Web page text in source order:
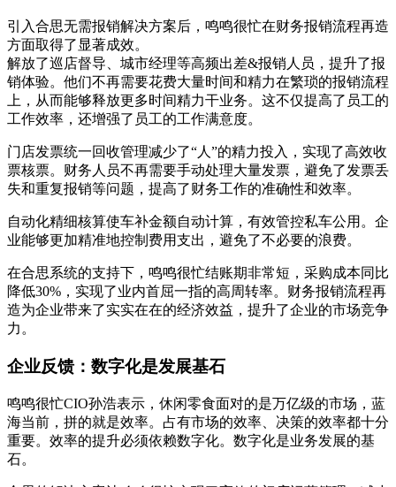
引入合思无需报销解决方案后，鸣鸣很忙在财务报销流程再造
方面取得了显著成效。
解放了巡店督导、城市经理等高频出差&报销人员，提升了报
销体验。他们不再需要花费大量时间和精力在繁琐的报销流程
上，从而能够释放更多时间精力干业务。这不仅提高了员工的
工作效率，还增强了员工的工作满意度。
门店发票统一回收管理减少了“人”的精力投入，实现了高效收
票核票。财务人员不再需要手动处理大量发票，避免了发票丢
失和重复报销等问题，提高了财务工作的准确性和效率。
自动化精细核算使车补金额自动计算，有效管控私车公用。企
业能够更加精准地控制费用支出，避免了不必要的浪费。
在合思系统的支持下，鸣鸣很忙结账期非常短，采购成本同比
降低30%，实现了业内首屈一指的高周转率。财务报销流程再
造为企业带来了实实在在的经济效益，提升了企业的市场竞争
力。
企业反馈：数字化是发展基石
鸣鸣很忙CIO孙浩表示，休闲零食面对的是万亿级的市场，蓝
海当前，拼的就是效率。占有市场的效率、决策的效率都十分
重要。效率的提升必须依赖数字化。数字化是业务发展的基
石。